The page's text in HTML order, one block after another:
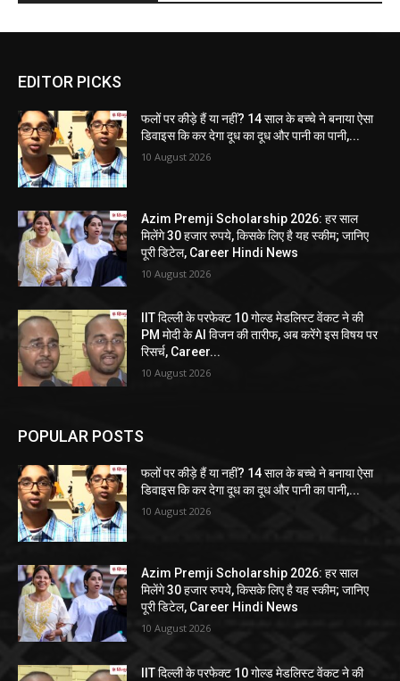
EDITOR PICKS
फलों पर कीड़े हैं या नहीं? 14 साल के बच्चे ने बनाया ऐसा
डिवाइस कि कर देगा दूध का दूध और पानी का पानी,...
10 August 2026
Azim Premji Scholarship 2026: हर साल
मिलेंगे 30 हजार रुपये, किसके लिए है यह स्कीम; जानिए
पूरी डिटेल, Career Hindi News
10 August 2026
IIT दिल्ली के परफेक्ट 10 गोल्ड मेडलिस्ट वेंकट ने की
PM मोदी के AI विजन की तारीफ, अब करेंगे इस विषय पर
रिसर्च, Career...
10 August 2026
POPULAR POSTS
फलों पर कीड़े हैं या नहीं? 14 साल के बच्चे ने बनाया ऐसा
डिवाइस कि कर देगा दूध का दूध और पानी का पानी,...
10 August 2026
Azim Premji Scholarship 2026: हर साल
मिलेंगे 30 हजार रुपये, किसके लिए है यह स्कीम; जानिए
पूरी डिटेल, Career Hindi News
10 August 2026
IIT दिल्ली के परफेक्ट 10 गोल्ड मेडलिस्ट वेंकट ने की